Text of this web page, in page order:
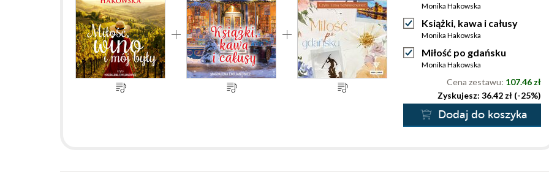
Monika Hakowska
Książki, kawa i całusy
Monika Hakowska
Miłość po gdańsku
Monika Hakowska
Cena zestawu: 107.46 zł
Zyskujesz: 36.42 zł (-25%)
Dodaj do koszyka